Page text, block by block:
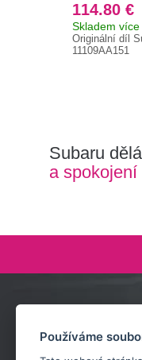
Používáme
114.80 €
Skladem
Originální díl
11109AA151
Subaru
a
+420